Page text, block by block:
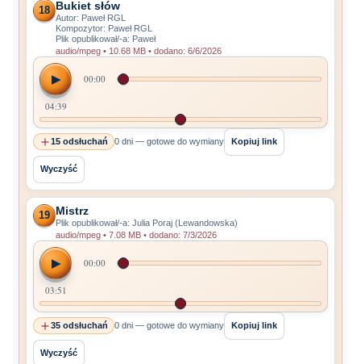
18 Bukiet słów
Autor: Paweł RGL
Kompozytor: Paweł RGL
Plik opublikował/-a: Paweł
audio/mpeg • 10.68 MB • dodano: 6/6/2026
▶ 00:00
04:39
15 odsłuchań 0 dni — gotowe do wymiany Kopiuj link
Wyczyść
19 Mistrz
Plik opublikował/-a: Julia Poraj (Lewandowska)
audio/mpeg • 7.08 MB • dodano: 7/3/2026
▶ 00:00
03:51
35 odsłuchań 0 dni — gotowe do wymiany Kopiuj link
Wyczyść